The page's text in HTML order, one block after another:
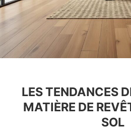
LES TENDANCES
MATIÈRE DE
SOL